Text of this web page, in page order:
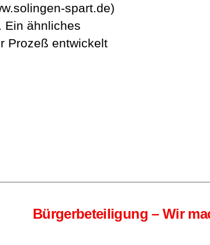
spart.de)
Ein ähnliches
Prozeß entwickelt
Bürgerbeteiligung – Wir